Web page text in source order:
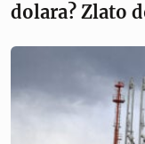
dolara? Zlato